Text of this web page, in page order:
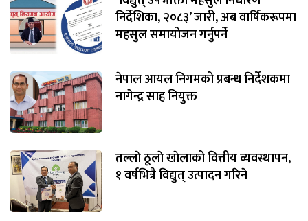
निर्देशिका, २०८३’ जारी, अब वार्षिकरूपमा
महसुल समायोजन गर्नुपर्ने
नेपाल आयल निगमको प्रबन्ध निर्देशकमा
नागेन्द्र साह नियुक्त
तल्लाे ठूलाे खाेलाको वित्तीय व्यवस्थापन,
१ वर्षभित्रै विद्युत् उत्पादन गरिने